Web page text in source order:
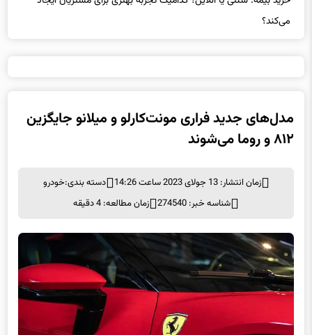
۸۱۲ و روما می‌شوند
شناسه خبر: 274540
زمان مطالعه: 4 دقیقه